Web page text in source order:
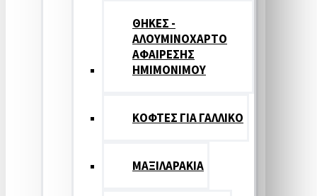
ΘΗΚΕΣ -
ΑΛΟΥΜΙΝΟΧΑΡΤΟ
ΑΦΑΙΡΕΣΗΣ
ΗΜΙΜΟΝΙΜΟΥ
ΚΟΦΤΕΣ ΓΙΑ ΓΑΛΛΙΚΟ
ΜΑΞΙΛΑΡΑΚΙΑ